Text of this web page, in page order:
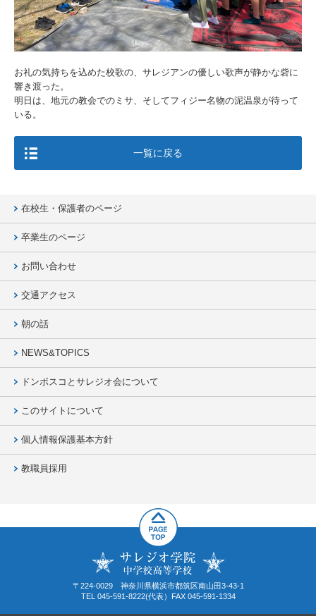
お礼の気持ちを込めた校歌の、サレジアンの優しい歌声が静かな砦に
響き渡った。
明日は、地元の教会でのミサ、そしてフィジー名物の泥温泉が待って
いる。
一覧に戻る
在校生・保護者のページ
卒業生のページ
お問い合わせ
交通アクセス
朝の話
NEWS&TOPICS
ドンボスコとサレジオ会について
このサイトについて
個人情報保護基本方針
教職員採用
〒224-0029 神奈川県横浜市都筑区南山田3-43-1
TEL 045-591-8222(代表）FAX 045-591-1334